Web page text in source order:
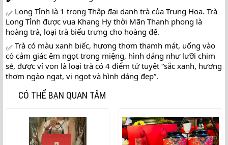
Long Tỉnh là 1 trong Thập đại danh trà của Trung Hoa. Trà
Long Tỉnh được vua Khang Hy thời Mãn Thanh phong là
hoàng trà, loại trà biểu trưng cho hoàng đế.
Trà có màu xanh biếc, hương thơm thamh mát, uống vào
có cảm giác êm ngọt trong miệng, hình dáng như lưỡi chim
sẻ, được ví von là loại trà có 4 điểm tứ tuyệt “sắc xanh, hương
thơm ngào ngạt, vị ngọt và hình dáng đẹp”.
CÓ THỂ BẠN QUAN TÂM